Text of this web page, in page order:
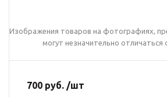
Изображения товаров на фотографиях,
могут незначительно отличаться
700 руб. /шт